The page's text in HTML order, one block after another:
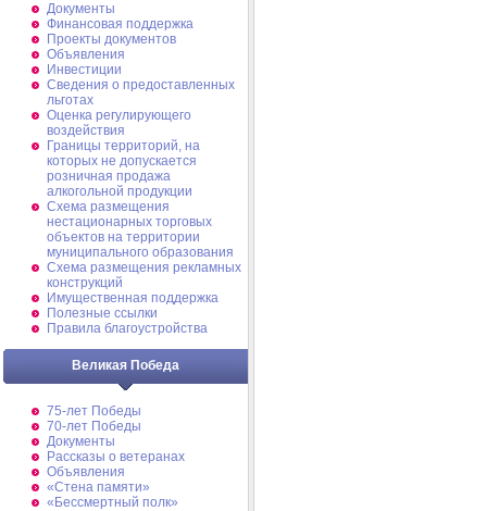
Документы
Финансовая поддержка
Проекты документов
Объявления
Инвестиции
Сведения о предоставленных
льготах
Оценка регулирующего
воздействия
Границы территорий, на
которых не допускается
розничная продажа
алкогольной продукции
Схема размещения
нестационарных торговых
объектов на территории
муниципального образования
Схема размещения рекламных
конструкций
Имущественная поддержка
Полезные ссылки
Правила благоустройства
Великая Победа
75-лет Победы
70-лет Победы
Документы
Рассказы о ветеранах
Объявления
«Стена памяти»
«Бессмертный полк»